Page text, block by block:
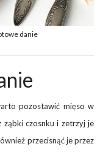
danie
pozostawić mięso w
ząbki czosnku i zetrzyj je
przecisnąć je przez